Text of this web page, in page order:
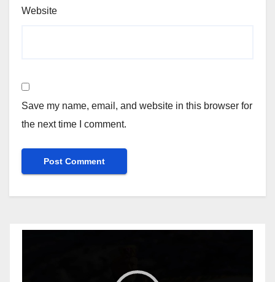
Website
Save my name, email, and website in this browser for
the next time I comment.